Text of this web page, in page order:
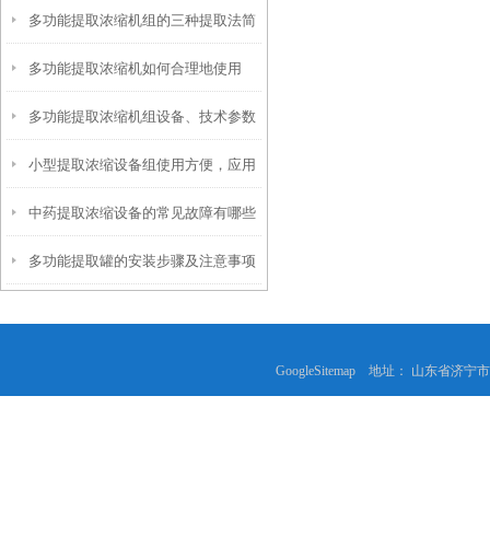
多功能提取浓缩机组的三种提取法简
介
多功能提取浓缩机如何合理地使用
多功能提取浓缩机组设备、技术参数
及工作原理详解
小型提取浓缩设备组使用方便，应用
广泛
中药提取浓缩设备的常见故障有哪些
多功能提取罐的安装步骤及注意事项
GoogleSitemap 地址： 山东省济宁